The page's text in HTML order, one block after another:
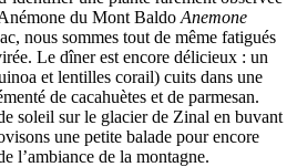
du Mont Baldo Anemone
nous sommes tout de même fatigués
Le dîner est encore délicieux : un
et lentilles corail) cuits dans une
de cacahuètes et de parmesan.
soleil sur le glacier de Zinal en buvant
une petite balade pour encore
l’ambiance de la montagne.